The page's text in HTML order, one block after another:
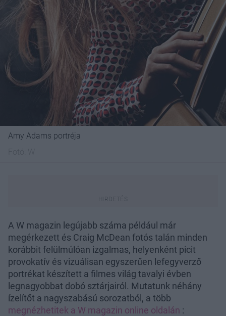
Amy Adams portréja
A W magazin legújabb száma például már
megérkezett és Craig McDean fotós talán minden
korábbit felülmúlóan izgalmas, helyenként picit
provokatív és vizuálisan egyszerűen lefegyverző
portrékat készített a filmes világ tavalyi évben
legnagyobbat dobó sztárjairól. Mutatunk néhány
ízelítőt a nagyszabású sorozatból, a több
megnézhetitek a W magazin online oldalán :